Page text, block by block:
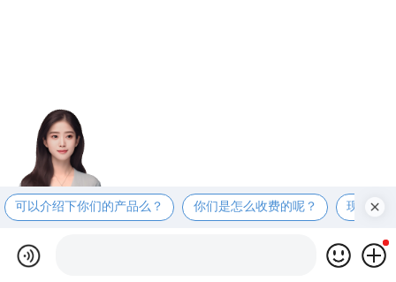
可以介绍下你们的产品么？ 你们是怎么收费的呢？ 现在有